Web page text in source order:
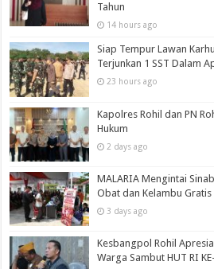
Tahun
14 hours ago
Siap Tempur Lawan
Terjunkan 1 SST Dalam
23 hours ago
Kapolres Rohil dan PN
Hukum
2 days ago
MALARIA Mengintai
Obat dan Kelambu Gratis
3 days ago
Kesbangpol Rohil
Warga Sambut HUT RI